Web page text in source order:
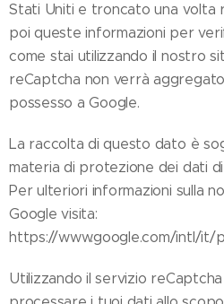
Stati Uniti e troncato una volta
poi queste informazioni per
come stai utilizzando il nostro
reCaptcha non verrà
possesso a Google.
La raccolta di questo dato è
materia di protezione dei dati di
Per ulteriori informazioni sulla
Google visita:
https://www.google.com/intl/it/
Utilizzando il servizio